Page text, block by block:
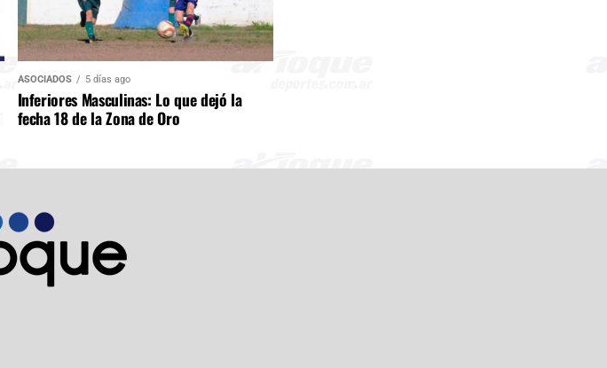
ASOCIADOS 5 días ago
Inferiores Masculinas: Lo que dejó la
fecha 18 de la Zona de Oro